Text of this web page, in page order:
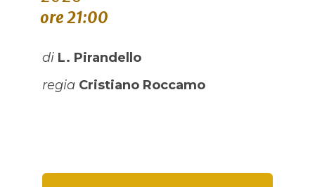
ore 21:00
di L. Pirandello
regia Cristiano Roccamo